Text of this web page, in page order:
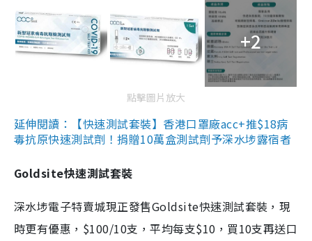
+2
點擊圖片放大
延伸閱讀：【快速測試套裝】香港口罩廠acc+推$18病
毒抗原快速測試劑！捐贈10萬盒測試劑予深水埗露宿者
Goldsite快速測試套裝
深水埗電子特賣城現正發售Goldsite快速測試套裝，現
時更有優惠，$100/10支，平均每支$10，買10支再送口